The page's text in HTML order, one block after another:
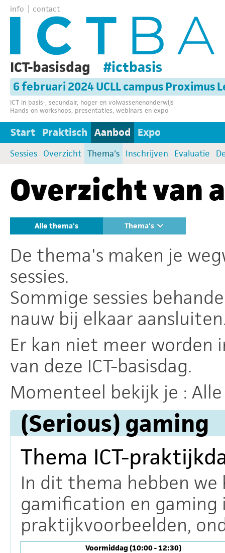
info contact
ICT-basisdag #ictbasis
6 februari 2024 UCLL campus Proximus
ICT in basis-, secundair, hoger en volwassenenonderwijs
Hands-on workshops, presentaties, webinars en expo
Start Praktisch Aanbod Expo
Sessies Overzicht Thema's Inschrijven Evaluatie
Overzicht van
Alle thema's Thema's
De thema's maken je
sessies.
Sommige sessies
nauw bij elkaar
Er kan niet meer worden
van deze ICT-basisdag.
Momenteel bekijk je :
(Serious) gaming
Thema ICT-
In dit thema hebben we
gamification en gaming
praktijkvoorbeelden,
Voormiddag (10:00 - 12:30)